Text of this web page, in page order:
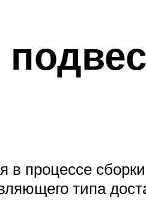
в процессе
типа